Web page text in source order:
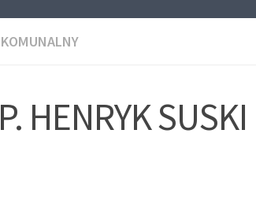
HENRYK SUSKI